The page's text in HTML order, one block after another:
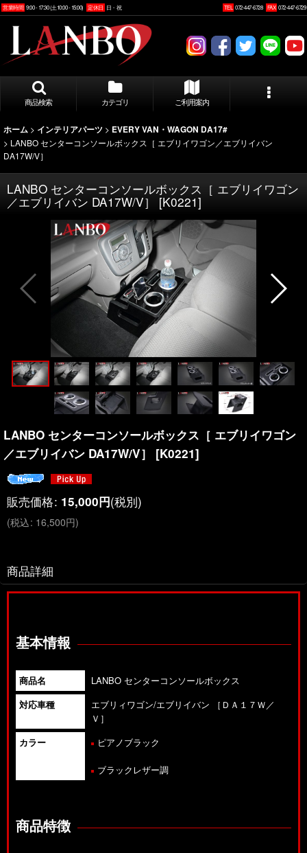
営業時間 9:00 - 17:30 (土10:00 - 15:00) 定休日 日・祝 TEL 072-447-6728 FAX 072-447-6729
商品検索 カテゴリ ご利用案内
ホーム > インテリアパーツ > EVERY VAN・WAGON DA17#
> LANBO センターコンソールボックス［ エブリイワゴン／エブリイバン
DA17W/V］
LANBO センターコンソールボックス［ エブリイワゴン
／エブリイバン DA17W/V］ [K0221]
LANBO センターコンソールボックス［ エブリイワゴン
／エブリイバン DA17W/V］
[K0221]
販売価格: 15,000円(税別)
(税込: 16,500円)
商品詳細
基本情報
商品名
LANBO センターコンソールボックス
対応車種
エブリィワゴン/エブリイバン ［ＤＡ１７Ｗ／
Ｖ］
カラー
ピアノブラック
ブラックレザー調
商品特徴